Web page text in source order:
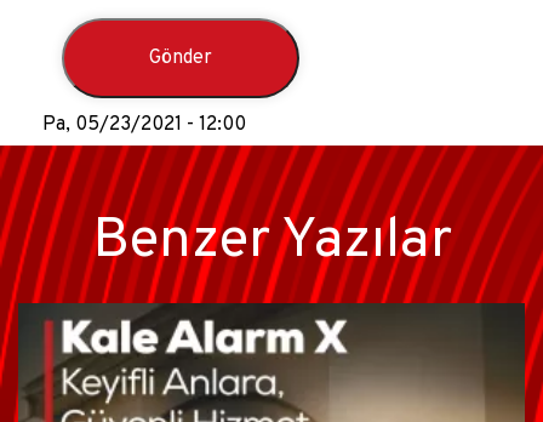
Pa, 05/23/2021 - 12:00
Benzer Yazılar